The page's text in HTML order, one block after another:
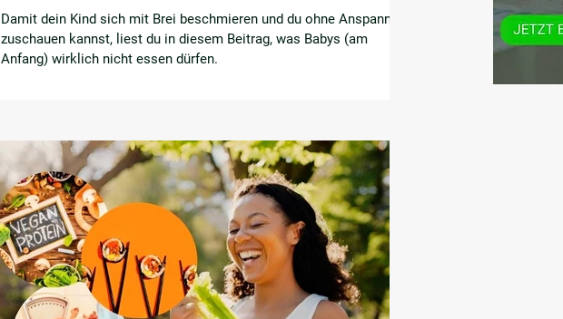
Damit dein Kind sich mit Brei beschmieren und du ohne Anspannung
zuschauen kannst, liest du in diesem Beitrag, was Babys (am
Anfang) wirklich nicht essen dürfen.